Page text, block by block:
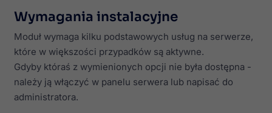
Wymagania instalacyjne
Moduł wymaga kilku podstawowych usług na serwerze,
które w większości przypadków są aktywne.
Gdyby któraś z wymienionych opcji nie była dostępna -
należy ją włączyć w panelu serwera lub napisać do
administratora.